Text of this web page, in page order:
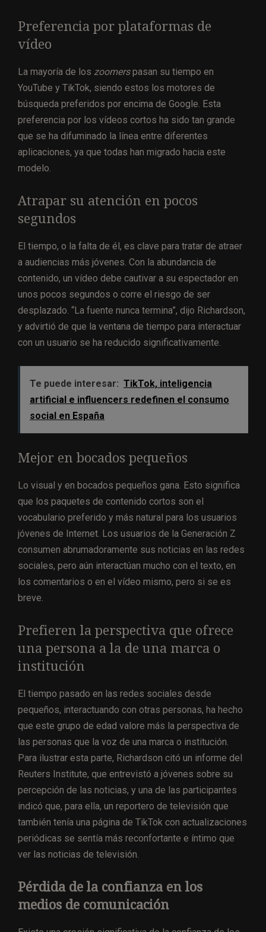
Preferencia por plataformas de
vídeo
La mayoría de los zoomerspasan su tiempo en
YouTube y TikTok, siendo estos los motores de
búsqueda preferidos por encima de Google. Esta
preferencia por los vídeos cortos ha sido tan grande
que se ha difuminado la línea entre diferentes
aplicaciones, ya que todas han migrado hacia este
modelo.
Atrapar su atención en pocos
segundos
El tiempo, o la falta de él, es clave para tratar de atraer
a audiencias más jóvenes. Con la abundancia de
contenido, un vídeo debe cautivar a su espectador en
unos pocos segundos o corre el riesgo de ser
desplazado. “La fuente nunca termina”, dijo Richardson,
y advirtió de que la ventana de tiempo para interactuar
con un usuario se ha reducido significativamente.
Te puede interesar: TikTok, inteligencia
artificial e influencers redefinen el consumo
social en España
Mejor en bocados pequeños
Lo visual y en bocados pequeños gana. Esto significa
que los paquetes de contenido cortos son el
vocabulario preferido y más natural para los usuarios
jóvenes de Internet. Los usuarios de la Generación Z
consumen abrumadoramente sus noticias en las redes
sociales, pero aún interactúan mucho con el texto, en
los comentarios o en el vídeo mismo, pero si se es
breve.
Prefieren la perspectiva que ofrece
una persona a la de una marca o
institución
El tiempo pasado en las redes sociales desde
pequeños, interactuando con otras personas, ha hecho
que este grupo de edad valore más la perspectiva de
las personas que la voz de una marca o institución.
Para ilustrar esta parte, Richardson citó un informe del
Reuters Institute, que entrevistó a jóvenes sobre su
percepción de las noticias, y una de las participantes
indicó que, para ella, un reportero de televisión que
también tenía una página de TikTok con actualizaciones
periódicas se sentía más reconfortante e íntimo que
ver las noticias de televisión.
Pérdida de la confianza en los
medios de comunicación